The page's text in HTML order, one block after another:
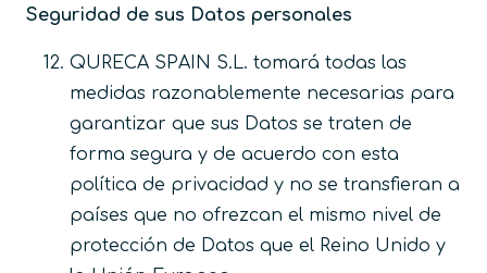
Seguridad de sus Datos personales
QURECA SPAIN S.L. tomará todas las
medidas razonablemente necesarias para
garantizar que sus Datos se traten de
forma segura y de acuerdo con esta
política de privacidad y no se transfieran a
países que no ofrezcan el mismo nivel de
protección de Datos que el Reino Unido y